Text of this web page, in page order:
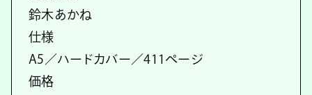
鈴木あかね
仕様
A5／ハードカバー／411ページ
価格